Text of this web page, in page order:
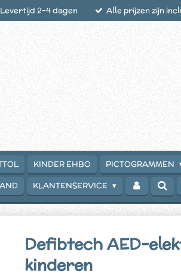
Levertijd 2-4 dagen Alle prijzen zijn
KINDER EHBO PICTOGRAMMEN
KLANTENSERVICE
Defibtech AED-
kinderen